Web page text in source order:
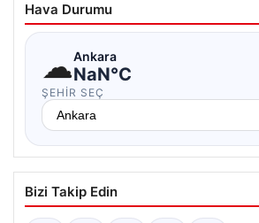
Hava Durumu
☁Ankara
NaN°C
ŞEHIR SEÇ
Bizi Takip Edin